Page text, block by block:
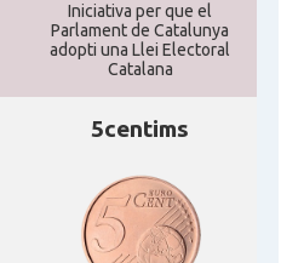
Iniciativa per que el
Parlament de Catalunya
adopti una Llei Electoral
Catalana
5centims